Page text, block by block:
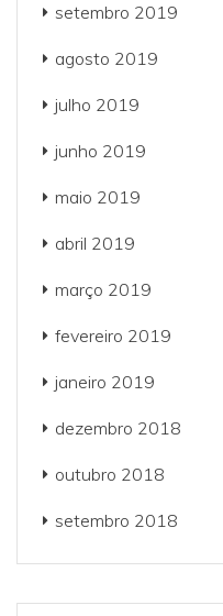
setembro 2019
agosto 2019
julho 2019
junho 2019
maio 2019
abril 2019
março 2019
fevereiro 2019
janeiro 2019
dezembro 2018
outubro 2018
setembro 2018